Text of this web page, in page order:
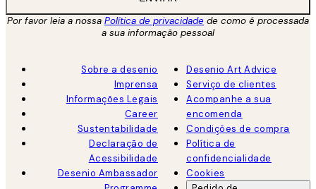
Por favor leia a nossa Política de privacidade de como é processada
a sua informação pessoal
Sobre a desenio
Imprensa
Informações Legais
Career
Sustentabilidade
Declaração de
Acessibilidade
Desenio Ambassador
Desenio Art Advice
Serviço de clientes
Acompanhe a sua
encomenda
Condições de compra
Política de
confidencialidade
Cookies